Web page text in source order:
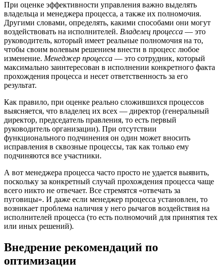
При оценке эффективности управления важно выделять
владельца и менеджера процесса, а также их полномочия.
Другими словами, определять, какими способами они могут
воздействовать на исполнителей. Владелец процесса — это
руководитель, который имеет реальные полномочия на то,
чтобы своим волевым решением внести в процесс любое
изменение. Менеджер процесса — это сотрудник, который
максимально заинтересован в исполнении конкретного факта
прохождения процесса и несет ответственность за его
результат.
Как правило, при оценке реально сложившихся процессов
выясняется, что владелец их всех — директор (генеральный
директор, председатель правления, то есть первый
руководитель организации). При отсутствии
функционального подчинения он один может вносить
исправления в сквозные процессы, так как только ему
подчиняются все участники.
А вот менеджера процесса часто просто не удается выявить,
поскольку за конкретный случай прохождения процесса чаще
всего никто не отвечает. Все стремятся «отвечать за
пуговицы». И даже если менеджер процесса установлен, то
возникает проблема наличия у него рычагов воздействия на
исполнителей процесса (то есть полномочий для принятия тех
или иных решений).
Внедрение рекомендаций по
оптимизации